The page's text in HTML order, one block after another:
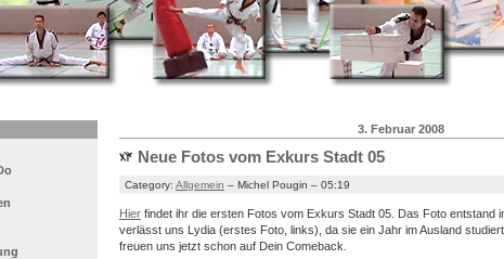
3. Februar 2008
Neue Fotos vom Exkurs Stadt 05
Category: Allgemein – Michel Pougin – 05:19
Hier findet ihr die ersten Fotos vom Exkurs Stadt 05. Das Foto entstand
verlässt uns Lydia (erstes Foto, links), da sie ein Jahr im Ausland
freuen uns jetzt schon auf Dein Comeback.